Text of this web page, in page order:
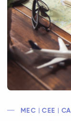
MEC | CEE |